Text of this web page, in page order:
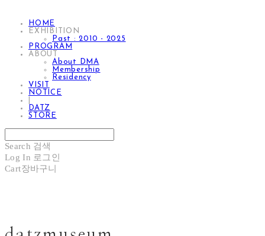
HOME
EXHIBITION
Past : 2010 - 2025
PROGRAM
ABOUT
About DMA
Membership
Residency
VISIT
NOTICE
DATZ
STORE
Search 검색
Log In 로그인
Cart장바구니